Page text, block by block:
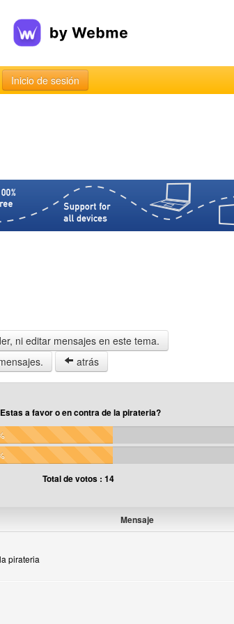
Inicio de sesión
ni editar mensajes en este tema.
atrás
a favor o en contra de la pirateria?
Total de votos : 14
Mensaje
pirateria